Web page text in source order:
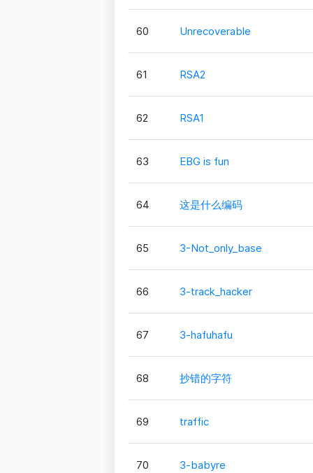
60 Unrecoverable
61 RSA2
62 RSA1
63 EBG is fun
64 这是什么编码
65 3-Not_only_base
66 3-track_hacker
67 3-hafuhafu
68 抄错的字符
69 traffic
70 3-babyre